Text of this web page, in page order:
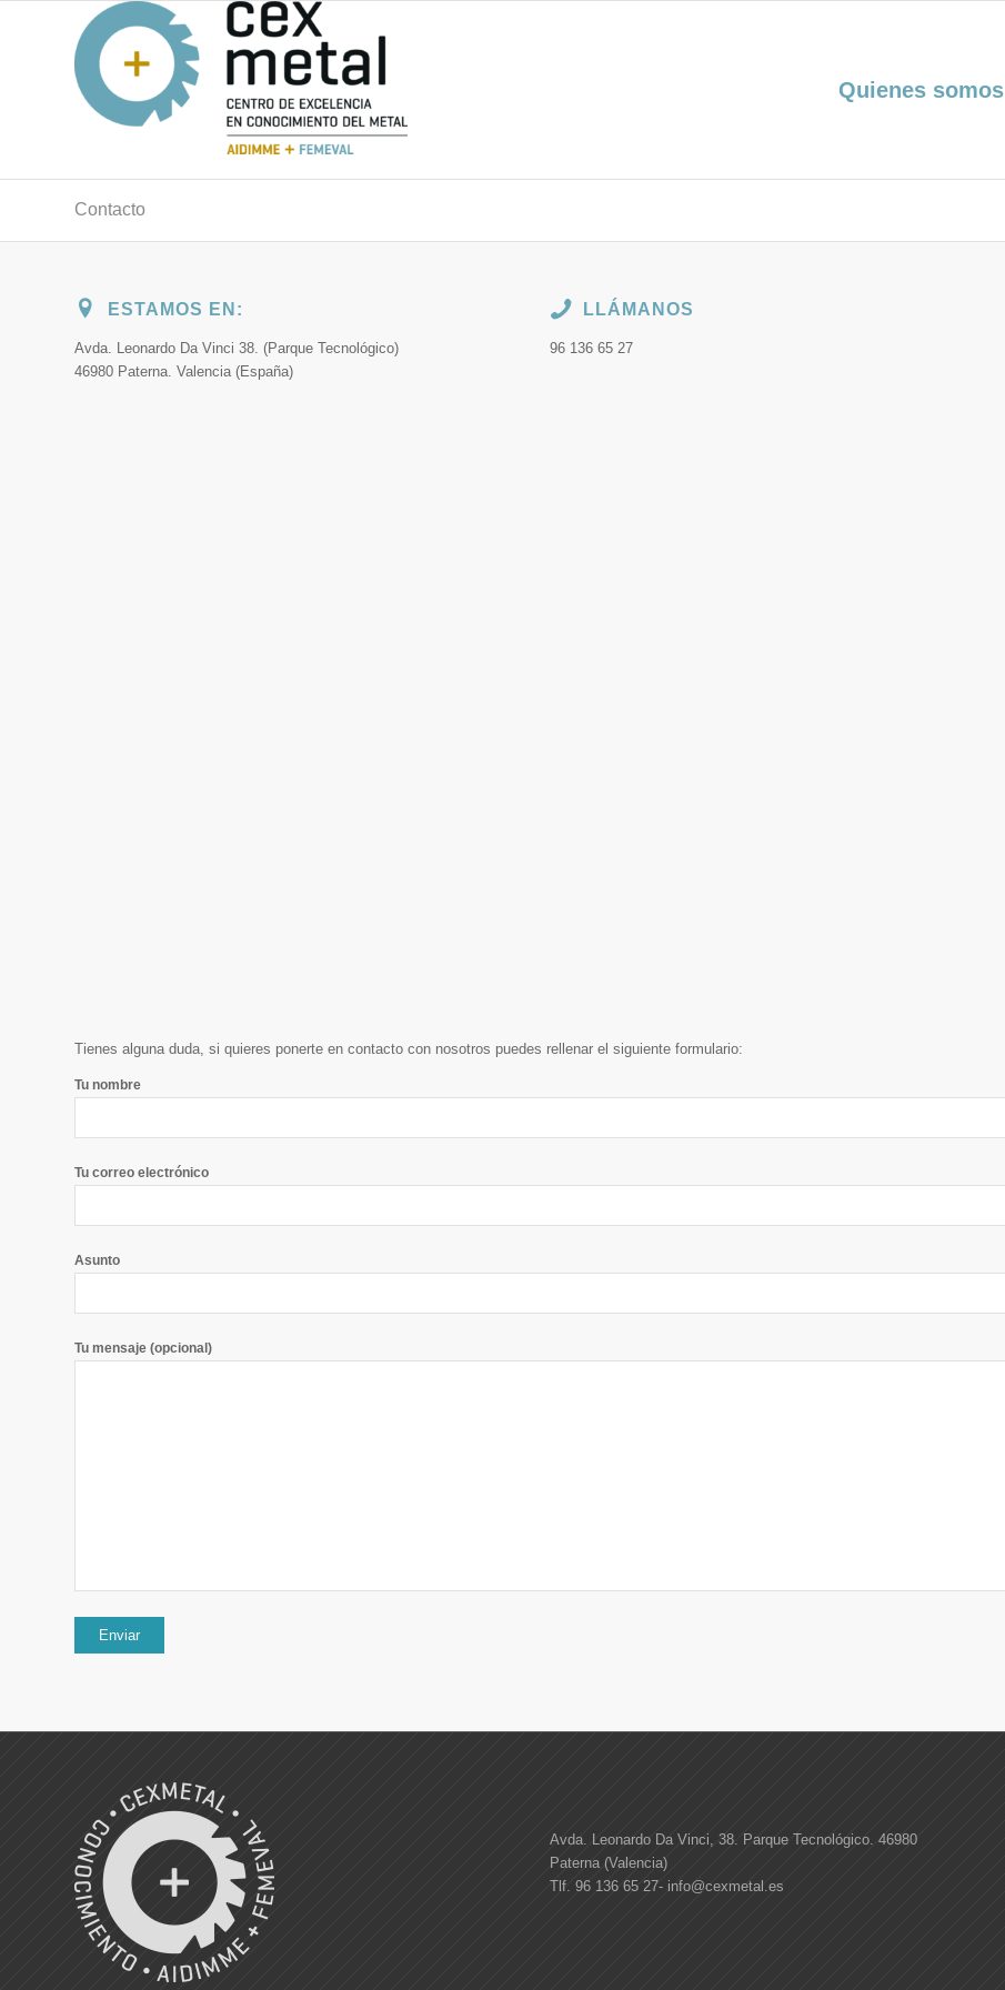
Quienes somos
Contacto
ESTAMOS EN:
Avda. Leonardo Da Vinci 38. (Parque Tecnológico)
46980 Paterna. Valencia (España)
LLÁMANOS
96 136 65 27
Tienes alguna duda, si quieres ponerte en contacto con nosotros puedes rellenar el siguiente formulario:
Tu nombre
Tu correo electrónico
Asunto
Tu mensaje (opcional)
Avda. Leonardo Da Vinci, 38. Parque Tecnológico. 46980
Paterna (Valencia)
Tlf. 96 136 65 27- info@cexmetal.es